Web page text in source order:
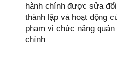
hành chính được sửa
thành lập và hoạt động
phạm vi chức năng
chính